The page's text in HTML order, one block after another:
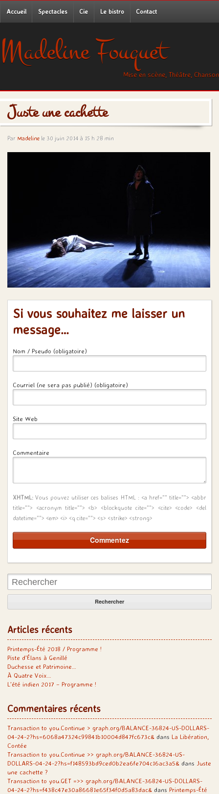
Accueil Spectacles Cie Le bistro Contact
Madeline Fouquet
Mise en scène, Théâtre, Chanson
Juste une cachette
Par Madeline le 30 juin 2014 à 15 h 28 min
Si vous souhaitez me laisser un
message…
Nom / Pseudo (obligatoire)
Courriel (ne sera pas publié) (obligatoire)
Site Web
Commentaire
XHTML: Vous pouvez utiliser ces balises HTML : <a href="" title=""> <abbr
title=""> <acronym title=""> <b> <blockquote cite=""> <cite> <code> <del
datetime=""> <em> <i> <q cite=""> <s> <strike> <strong>
Rechercher:
Articles récents
Printemps-Été 2018 / Programme !
Piste d’Élans à Genillé
Duchesse et Patrimoine…
À Quatre Voix…
L’été indien 2017 – Programme !
Commentaires récents
Transaction to you.Continue > graph.org/BALANCE-36824-US-DOLLARS-
04-24-2?hs=6068a47324c99841b10004d847fc673c& dans La Libération,
Contée
Transaction to you.Continue >> graph.org/BALANCE-36824-US-
DOLLARS-04-24-2?hs=f148593bd9ced0b2ea6fe704c16ac3a5& dans Juste
une cachette ?
Transaction to you.GET =>> graph.org/BALANCE-36824-US-DOLLARS-
04-24-2?hs=f438c47e30a86681e65f34f0d5a83dac& dans Printemps-Été